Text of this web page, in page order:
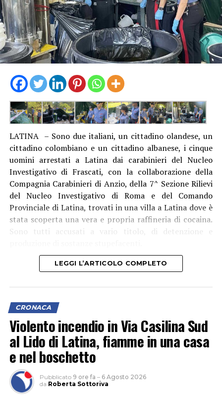
LATINA – Sono due italiani, un cittadino olandese, un
cittadino colombiano e un cittadino albanese, i cinque
uomini arrestati a Latina dai carabinieri del Nucleo
Investigativo di Frascati, con la collaborazione della
Compagnia Carabinieri di Anzio, della 7^ Sezione Rilievi
del Nucleo Investigativo di Roma e del Comando
Provinciale di Latina, trovati in una villa a Latina dove è
stata scoperta una vera e propria raffineria di cocaina.
Sono tutti accusati a vario titolo, di detenzione e
L’attività, che si è svolta grazie anche al supporto del 1°
LEGGI L’ARTICOLO COMPLETO
CRONACA
Violento incendio in Via Casilina Sud
al Lido di Latina, fiamme in una casa
e nel boschetto
Pubblicato 9 ore fa – 6 Agosto 2026
da Roberta Sottoriva